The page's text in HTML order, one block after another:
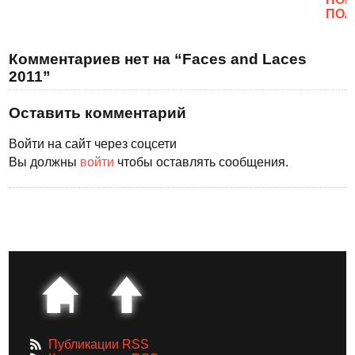
Комментариев нет на “Faces and Laces
2011”
Оставить комментарий
Войти на сайт через соцсети
Вы должны войти чтобы оставлять сообщения.
Публикации RSS